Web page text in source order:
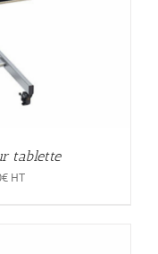
tablette
€HT